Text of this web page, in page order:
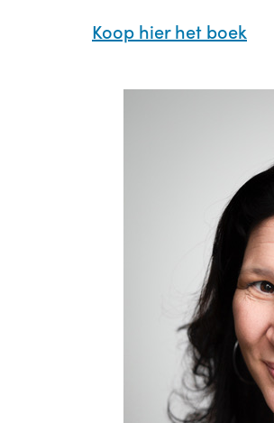
Koop hier het boek